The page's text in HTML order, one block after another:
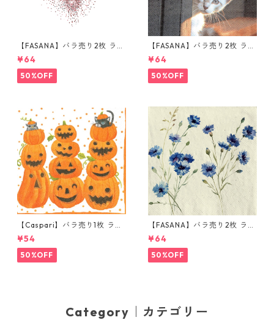
【FASANA】バラ売り2枚 ラン
チサイズ ペーパーナプキン Gl
itter love ホワイト
¥64
50%OFF
【FASANA】バラ売り2枚 ラン
チサイズ ペーパーナプキン Th
ree Friends グレー
¥64
50%OFF
【Caspari】バラ売り1枚 ラン
チサイズ ペーパーナプキン JA
CK O'LANTERNS ホワイト
¥54
50%OFF
【FASANA】バラ売り2枚 ラン
チサイズ ペーパーナプキン Co
rnflower ナチュラル
¥64
50%OFF
Category｜カテゴリー